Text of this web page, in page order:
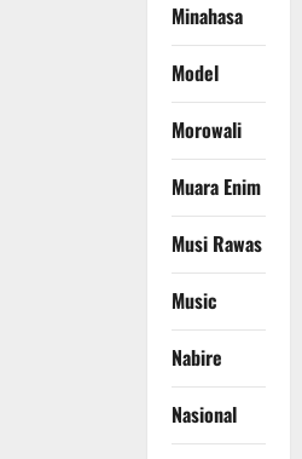
Minahasa
Model
Morowali
Muara Enim
Musi Rawas
Music
Nabire
Nasional